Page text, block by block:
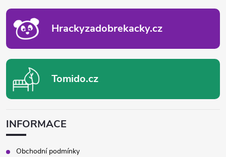
Hrackyzadobrekacky.cz
Tomido.cz
INFORMACE
Obchodní podmínky